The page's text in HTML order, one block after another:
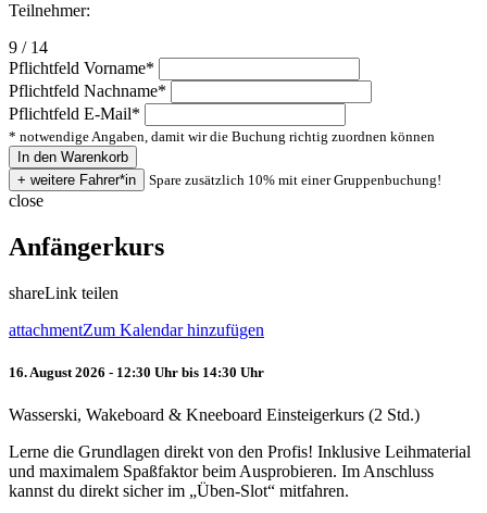
Teilnehmer:
9 / 14
Pflichtfeld Vorname*
Pflichtfeld Nachname*
Pflichtfeld E-Mail*
* notwendige Angaben, damit wir die Buchung richtig zuordnen können
Spare zusätzlich 10% mit einer Gruppenbuchung!
close
Anfängerkurs
shareLink teilen
attachmentZum Kalendar hinzufügen
16. August 2026 - 12:30 Uhr bis 14:30 Uhr
Wasserski, Wakeboard & Kneeboard Einsteigerkurs (2 Std.)
Lerne die Grundlagen direkt von den Profis! Inklusive Leihmaterial
und maximalem Spaßfaktor beim Ausprobieren. Im Anschluss
kannst du direkt sicher im „Üben-Slot“ mitfahren.